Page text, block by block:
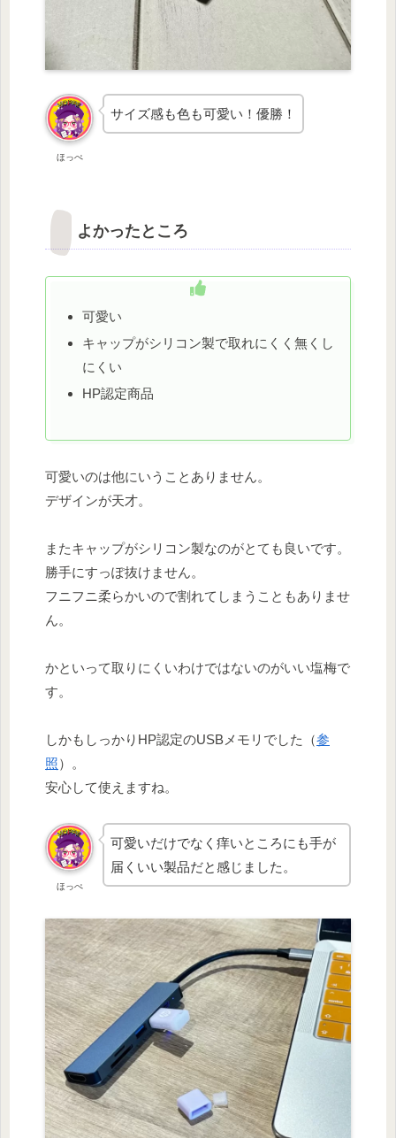
ほっぺ
サイズ感も色も可愛い！優勝！
よかったところ
可愛い
キャップがシリコン製で取れにくく無くし
にくい
HP認定商品
可愛いのは他にいうことありません。
デザインが天才。
またキャップがシリコン製なのがとても良いです。
勝手にすっぽ抜けません。
フニフニ柔らかいので割れてしまうこともありませ
ん。
かといって取りにくいわけではないのがいい塩梅で
す。
しかもしっかりHP認定のUSBメモリでした（参
照）。
安心して使えますね。
ほっぺ
可愛いだけでなく痒いところにも手が
届くいい製品だと感じました。